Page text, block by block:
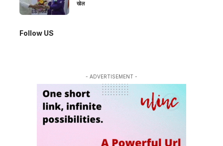
खेल
Follow US
- ADVERTISEMENT -